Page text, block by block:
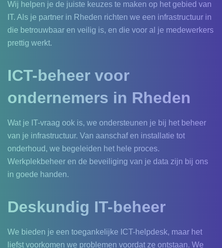
Wij helpen je de juiste keuzes te maken op het gebied van
IT. Als je partner in Rheden richten we een infrastructuur in
die betrouwbaar en veilig is, en die voor al je medewerkers
prettig werkt.
ICT-beheer voor
ondernemers in Rheden
Wat je IT-vraag ook is, we ondersteunen je bij het beheer
van je infrastructuur. Van aanschaf en installatie tot
onderhoud, we begeleiden het hele proces.
Werkplekbeheer en de beveiliging van je data zijn bij ons
in goede handen.
Deskundig IT-beheer
We bieden je een toegankelijke ICT-helpdesk, maar het
liefst voorkomen we problemen voordat ze ontstaan. We